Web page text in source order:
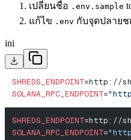
เปลี่ยนชื่อ .env.sample
แก้ไข .env กับจุดปลาย
ini
SHREDS_ENDPOINT=http://
SOLANA_RPC_ENDPOINT=
SHREDS_ENDPOINT=http://
SOLANA_RPC_ENDPOINT=